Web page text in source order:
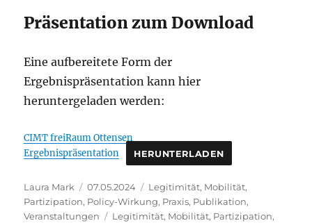
Präsentation zum Download
Eine aufbereitete Form der
Ergebnispräsentation kann hier
heruntergeladen werden:
CIMT freiRaum Ottensen
Ergebnispräsentation
HERUNTERLADEN
Autor
Laura Mark
Veröffentlicht
am
07.05.2024 Kategorien
Legitimität, Mobilität,
Partizipation, Policy-Wirkung, Praxis, Publikation,
Veranstaltungen
Schlagwörter
Legitimität, Mobilität, Partizipation,